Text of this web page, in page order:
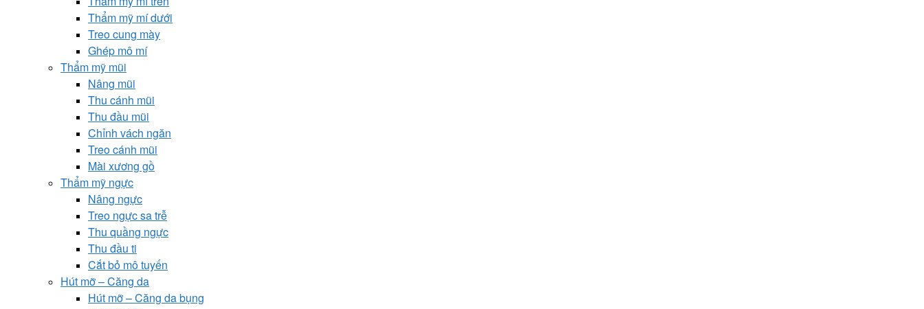
Thẩm mỹ mí dưới
Treo cung mày
Ghép mô mí
Thẩm mỹ mũi
Nâng mũi
Thu cánh mũi
Thu đầu mũi
Chỉnh vách ngăn
Treo cánh mũi
Mài xương gồ
Thẩm mỹ ngực
Nâng ngực
Treo ngực sa trễ
Thu quầng ngực
Thu đầu ti
Cắt bỏ mô tuyến
Hút mỡ – Căng da
Hút mỡ – Căng da bụng